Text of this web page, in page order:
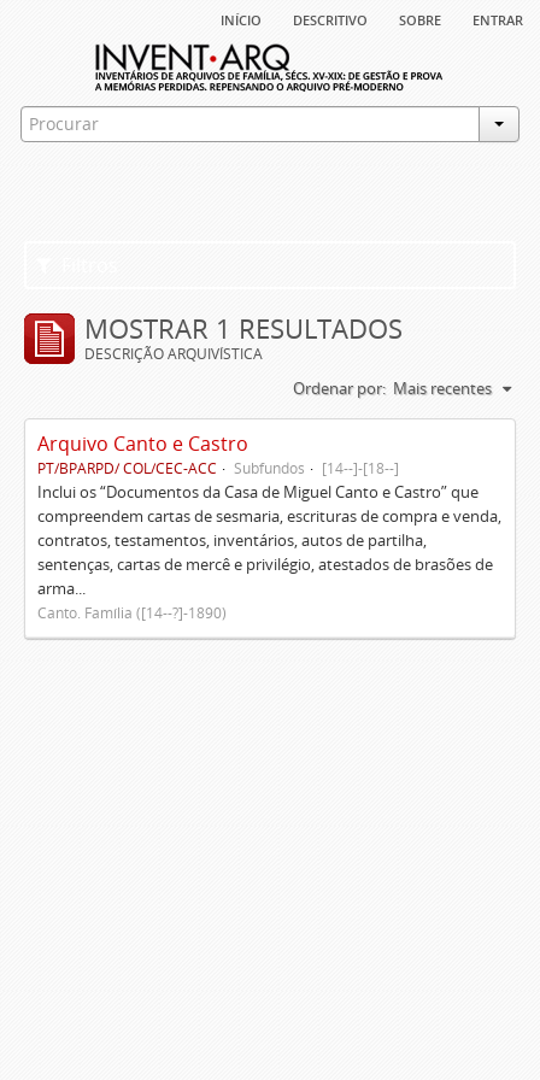
início descritivo sobre entrar
MOSTRAR 1 RESULTADOS
DESCRIÇÃO ARQUIVÍSTICA
Ordenar por: Mais recentes
Arquivo Canto e Castro
PT/BPARPD/ COL/CEC-ACC Subfundos [14--]-[18--]
Inclui os “Documentos da Casa de Miguel Canto e Castro” que
compreendem cartas de sesmaria, escrituras de compra e venda,
contratos, testamentos, inventários, autos de partilha,
sentenças, cartas de mercê e privilégio, atestados de brasões de
arma...
Canto. Família ([14--?]-1890)